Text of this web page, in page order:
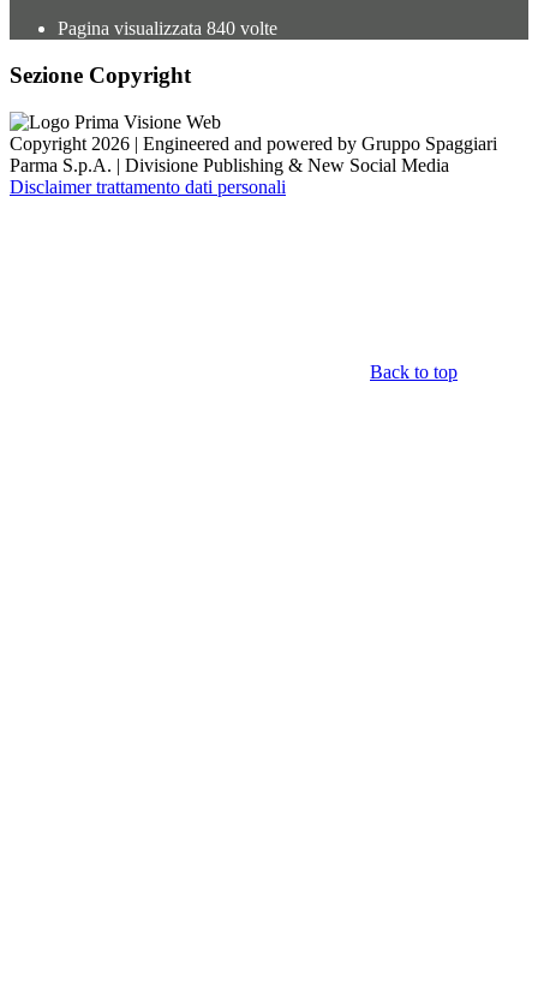
Pagina visualizzata 840 volte
Sezione Copyright
Copyright 2026 | Engineered and powered by Gruppo Spaggiari
Parma S.p.A. | Divisione Publishing & New Social Media
Disclaimer trattamento dati personali
Back to top